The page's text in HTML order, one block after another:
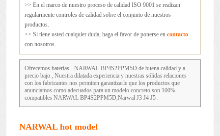
>> En el marco de nuestro proceso de calidad ISO 9001 se realizan
regularmente controles de calidad sobre el conjunto de nuestros
productos.
>> Si tiene usted cualquier duda, haga el favor de ponerse en contacto
con nosotros.
Ofrecemos baterías NARWAL BP4S2PPM5Dde buena calidad y a
precio bajo , Nuestra dilatada experiencia y nuestras sólidas relaciones
con los fabricantes nos permiten garantizarle que los productos que
anunciamos como adecuados para un modelo concreto son 100%
compatibles NARWAL BP4S2PPM5D,Narwal J3 J4 J5 .
NARWAL hot model